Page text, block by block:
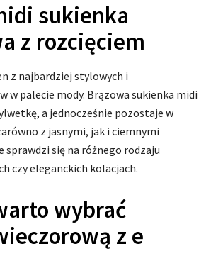
sukienka
z rozcięciem
z najbardziej stylowych i
w palecie mody. Brązowa sukienka midi
a jednocześnie pozostaje w
z jasnymi, jak i ciemnymi
sprawdzi się na różnego rodzaju
czy eleganckich kolacjach.
wybrać
z e